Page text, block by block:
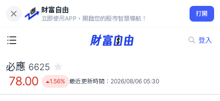
財富自由
立即使用APP，開啟您的股市智慧導航！
打開
登入
78.00
1.56%
必應 6625
78.00 1.56% 最近更新時間： 2026/08/06 05:30